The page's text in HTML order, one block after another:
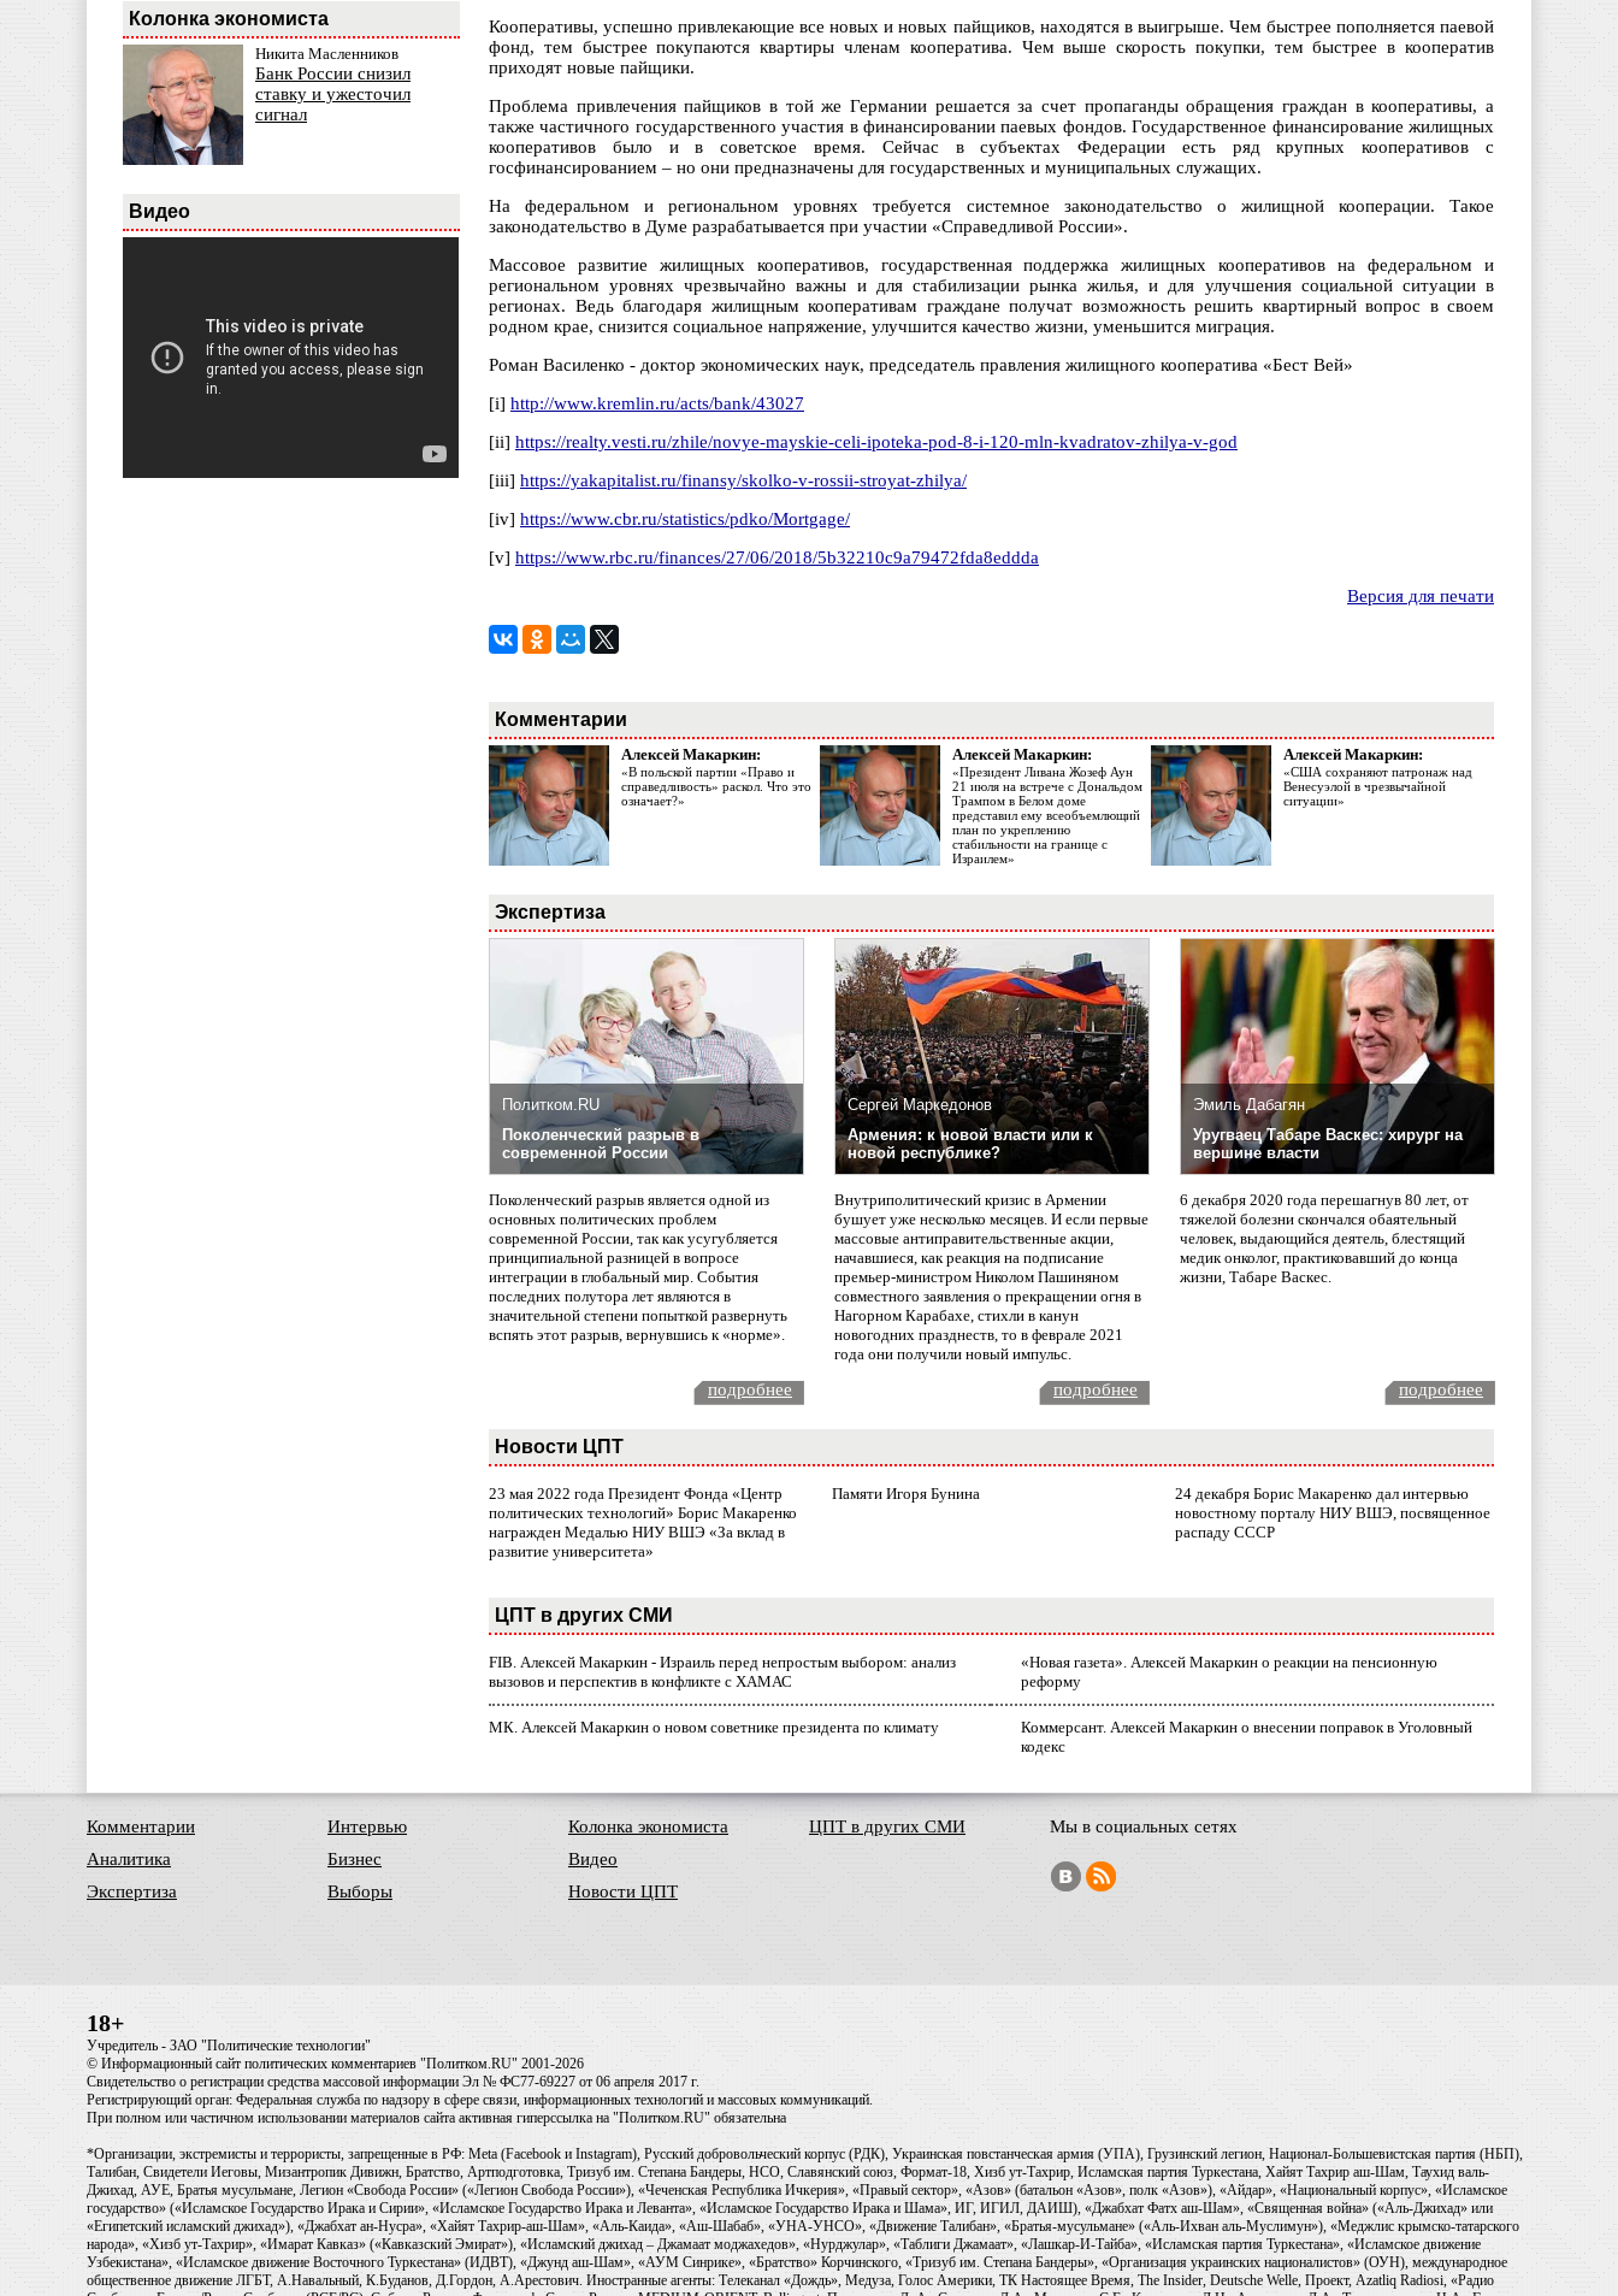
Колонка экономиста
Никита Масленников
Банк России снизил
ставку и ужесточил
сигнал
Видео
Кооперативы, успешно привлекающие все новых и новых пайщиков, находятся в выигрыше. Чем быстрее пополняется паевой
фонд, тем быстрее покупаются квартиры членам кооператива. Чем выше скорость покупки, тем быстрее в кооператив
приходят новые пайщики.
Проблема привлечения пайщиков в той же Германии решается за счет пропаганды обращения граждан в кооперативы, а
также частичного государственного участия в финансировании паевых фондов. Государственное финансирование жилищных
кооперативов было и в советское время. Сейчас в субъектах Федерации есть ряд крупных кооперативов с
госфинансированием – но они предназначены для государственных и муниципальных служащих.
На федеральном и региональном уровнях требуется системное законодательство о жилищной кооперации. Такое
законодательство в Думе разрабатывается при участии «Справедливой России».
Массовое развитие жилищных кооперативов, государственная поддержка жилищных кооперативов на федеральном и
региональном уровнях чрезвычайно важны и для стабилизации рынка жилья, и для улучшения социальной ситуации в
регионах. Ведь благодаря жилищным кооперативам граждане получат возможность решить квартирный вопрос в своем
родном крае, снизится социальное напряжение, улучшится качество жизни, уменьшится миграция.
Роман Василенко - доктор экономических наук, председатель правления жилищного кооператива «Бест Вей»
[i] http://www.kremlin.ru/acts/bank/43027
[ii] https://realty.vesti.ru/zhile/novye-mayskie-celi-ipoteka-pod-8-i-120-mln-kvadratov-zhilya-v-god
[iii] https://yakapitalist.ru/finansy/skolko-v-rossii-stroyat-zhilya/
[iv] https://www.cbr.ru/statistics/pdko/Mortgage/
[v] https://www.rbc.ru/finances/27/06/2018/5b32210c9a79472fda8eddda
Версия для печати
Комментарии
Алексей Макаркин:
«В польской партии «Право и
справедливость» раскол. Что это
означает?»
Алексей Макаркин:
«Президент Ливана Жозеф Аун
21 июля на встрече с Дональдом
Трампом в Белом доме
представил ему всеобъемлющий
план по укреплению
стабильности на границе с
Израилем»
Алексей Макаркин:
«США сохраняют патронаж над
Венесуэлой в чрезвычайной
ситуации»
Экспертиза
Политком.RU
Поколенческий разрыв в
современной России
Поколенческий разрыв является одной из
основных политических проблем
современной России, так как усугубляется
принципиальной разницей в вопросе
интеграции в глобальный мир. События
последних полутора лет являются в
значительной степени попыткой развернуть
вспять этот разрыв, вернувшись к «норме».
Сергей Маркедонов
Армения: к новой власти или к
новой республике?
Внутриполитический кризис в Армении
бушует уже несколько месяцев. И если первые
массовые антиправительственные акции,
начавшиеся, как реакция на подписание
премьер-министром Николом Пашиняном
совместного заявления о прекращении огня в
Нагорном Карабахе, стихли в канун
новогодних празднеств, то в феврале 2021
года они получили новый импульс.
Эмиль Дабагян
Уругваец Табаре Васкес: хирург на
вершине власти
6 декабря 2020 года перешагнув 80 лет, от
тяжелой болезни скончался обаятельный
человек, выдающийся деятель, блестящий
медик онколог, практиковавший до конца
жизни, Табаре Васкес.
подробнее подробнее подробнее
Новости ЦПТ
23 мая 2022 года Президент Фонда «Центр
политических технологий» Борис Макаренко
награжден Медалью НИУ ВШЭ «За вклад в
развитие университета»
Памяти Игоря Бунина
24 декабря Борис Макаренко дал интервью
новостному порталу НИУ ВШЭ, посвященное
распаду СССР
ЦПТ в других СМИ
FIB. Алексей Макаркин - Израиль перед непростым выбором: анализ
вызовов и перспектив в конфликте с ХАМАС
«Новая газета». Алексей Макаркин о реакции на пенсионную
реформу
МК. Алексей Макаркин о новом советнике президента по климату
Коммерсант. Алексей Макаркин о внесении поправок в Уголовный
кодекс
Комментарии
Аналитика
Экспертиза
Интервью
Бизнес
Выборы
Колонка экономиста
Видео
Новости ЦПТ
ЦПТ в других СМИ Мы в социальных сетях
18+
Учредитель - ЗАО "Политические технологии"
© Информационный сайт политических комментариев "Политком.RU" 2001-2026
Свидетельство о регистрации средства массовой информации Эл № ФС77-69227 от 06 апреля 2017 г.
Регистрирующий орган: Федеральная служба по надзору в сфере связи, информационных технологий и массовых коммуникаций.
При полном или частичном использовании материалов сайта активная гиперссылка на "Политком.RU" обязательна
*Организации, экстремисты и террористы, запрещенные в РФ: Meta (Facebook и Instagram), Русский добровольческий корпус (РДК), Украинская повстанческая армия (УПА), Грузинский легион, Национал-Большевистская партия (НБП),
Талибан, Свидетели Иеговы, Мизантропик Дивижн, Братство, Артподготовка, Тризуб им. Степана Бандеры, НСО, Славянский союз, Формат-18, Хизб ут-Тахрир, Исламская партия Туркестана, Хайят Тахрир аш-Шам, Таухид валь-
Джихад, АУЕ, Братья мусульмане, Легион «Свобода России» («Легион Свобода России»), «Чеченская Республика Ичкерия», «Правый сектор», «Азов» (батальон «Азов», полк «Азов»), «Айдар», «Национальный корпус», «Исламское
государство» («Исламское Государство Ирака и Сирии», «Исламское Государство Ирака и Леванта», «Исламское Государство Ирака и Шама», ИГ, ИГИЛ, ДАИШ), «Джабхат Фатх аш-Шам», «Священная война» («Аль-Джихад» или
«Египетский исламский джихад»), «Джабхат ан-Нусра», «Хайят Тахрир-аш-Шам», «Аль-Каида», «Аш-Шабаб», «УНА-УНСО», «Движение Талибан», «Братья-мусульмане» («Аль-Ихван аль-Муслимун»), «Меджлис крымско-татарского
народа», «Хизб ут-Тахрир», «Имарат Кавказ» («Кавказский Эмират»), «Исламский джихад – Джамаат моджахедов», «Нурджулар», «Таблиги Джамаат», «Лашкар-И-Тайба», «Исламская партия Туркестана», «Исламское движение
Узбекистана», «Исламское движение Восточного Туркестана» (ИДВТ), «Джунд аш-Шам», «АУМ Синрике», «Братство» Корчинского, «Тризуб им. Степана Бандеры», «Организация украинских националистов» (ОУН), международное
общественное движение ЛГБТ, А.Навальный, К.Буданов, Д.Гордон, А.Арестович. Иностранные агенты: Телеканал «Дождь», Медуза, Голос Америки, ТК Настоящее Время, The Insider, Deutsche Welle, Проект, Azatliq Radiosi, «Радио